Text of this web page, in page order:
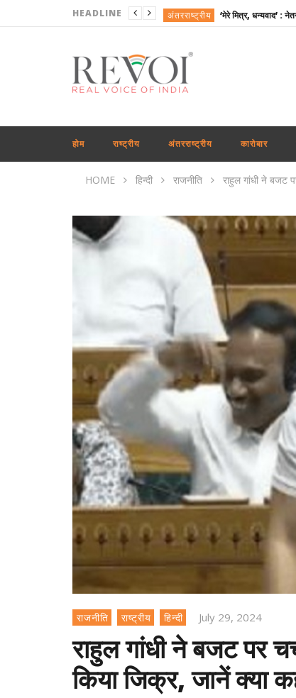
HEADLINE अंतरराष्ट्रीय
राजनीति
राष्ट्रीय
अंतरराष्ट्रीय
कारोबार
अंतरराष्ट्रीय
राजनीति
होम राष्ट्रीय अंतरराष्ट्रीय कारोबार
HOME हिन्दी राजनीति राहुल गांधी ने बजट
राजनीति राष्ट्रीय हिन्दी July 29, 2024
राहुल गांधी ने बजट पर
किया जिक्र, जानें क्या